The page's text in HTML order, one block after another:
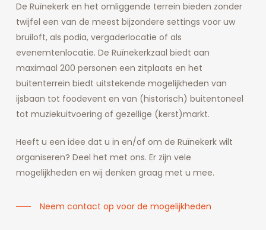
De Ruïnekerk en het omliggende terrein bieden zonder
twijfel een van de meest bijzondere settings voor uw
bruiloft, als podia, vergaderlocatie of als
evenemtenlocatie. De Ruïnekerkzaal biedt aan
maximaal 200 personen een zitplaats en het
buitenterrein biedt uitstekende mogelijkheden van
ijsbaan tot foodevent en van (historisch) buitentoneel
tot muziekuitvoering of gezellige (kerst)markt.
Heeft u een idee dat u in en/of om de Ruïnekerk wilt
organiseren? Deel het met ons. Er zijn vele
mogelijkheden en wij denken graag met u mee.
Neem contact op voor de mogelijkheden